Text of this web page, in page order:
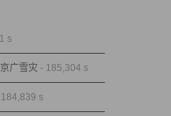
s
广雪灾 - 185,304 s
s